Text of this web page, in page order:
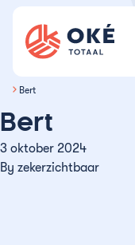
Oké Totaal
Voor wie
Diensten
Over ons
Bert
Bert
3 oktober 2024
By zekerzichtbaar